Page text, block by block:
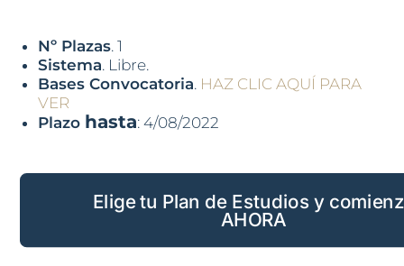
Nº Plazas. 1
Sistema. Libre.
Bases Convocatoria. HAZ CLIC AQUÍ PARA
VER
Plazo hasta: 4/08/2022
Elige tu Plan de Estudios y
AHORA